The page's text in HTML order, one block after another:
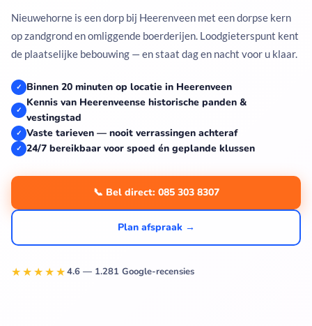
Nieuwehorne is een dorp bij Heerenveen met een dorpse kern
op zandgrond en omliggende boerderijen. Loodgieterspunt kent
de plaatselijke bebouwing — en staat dag en nacht voor u klaar.
✓ Binnen 20 minuten op locatie in Heerenveen
✓
Kennis van Heerenveense historische panden &
vestingstad
✓ Vaste tarieven — nooit verrassingen achteraf
✓ 24/7 bereikbaar voor spoed én geplande klussen
📞 Bel direct: 085 303 8307
Plan afspraak →
★★★★★4.6 — 1.281 Google-recensies